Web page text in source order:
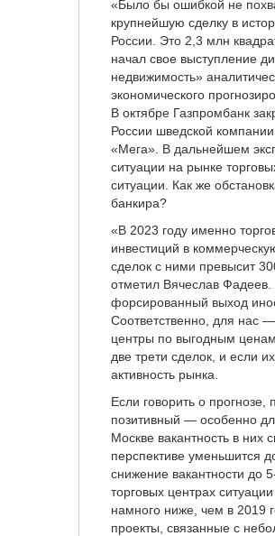
«Было бы ошибкой не
крупнейшую сделку в
России. Это 2,3 млн
начал свое выступление
недвижимость»
экономического
В октябре Газпромбанк
России шведской
«Мега». В дальнейшем
ситуации на рынке
ситуации. Как же
банкира?
«В 2023 году именно
инвестиций в
сделок с ними превысит
отметил Вячеслав
форсированный выход
Соответственно, для нас
центры по выгодным
две трети сделок, и если
активность рынка.
Если говорить о
позитивный — особенно
Москве вакантность в них
перспективе уменьшится
снижение вакантности
торговых центрах
намного ниже, чем в 2019
проекты, связанные с